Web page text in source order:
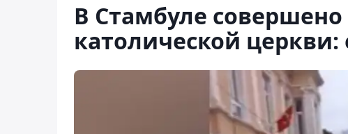
В Стамбуле
католической